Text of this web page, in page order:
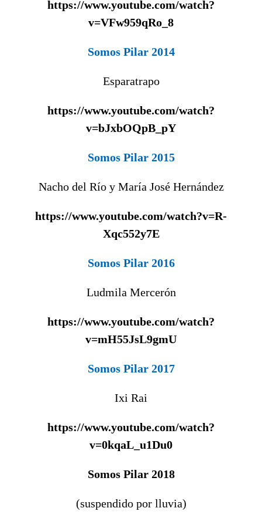
https://www.youtube.com/watch?
v=VFw959qRo_8
Somos Pilar 2014
Esparatrapo
https://www.youtube.com/watch?
v=bJxbOQpB_pY
Somos Pilar 2015
Nacho del Río y María José Hernández
https://www.youtube.com/watch?v=R-
Xqc552y7E
Somos Pilar 2016
Ludmila Mercerón
https://www.youtube.com/watch?
v=mH55JsL9gmU
Somos Pilar 2017
Ixi Rai
https://www.youtube.com/watch?
v=0kqaL_u1Du0
Somos Pilar 2018
(suspendido por lluvia)